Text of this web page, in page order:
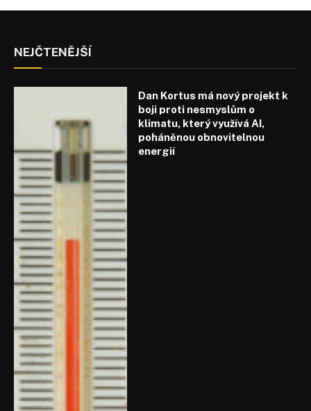
NEJČTENĚJŠÍ
Dan Kortus má nový projekt k
boji proti nesmyslům o
klimatu, který využívá AI,
poháněnou obnovitelnou
energií